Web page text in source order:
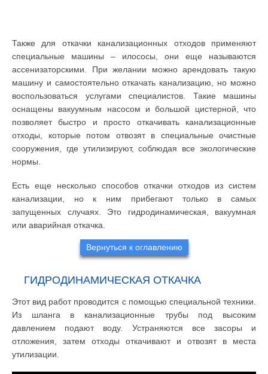
Также для откачки канализационных отходов применяют
специальные машины – илососы, они еще называются
ассенизаторскими. При желании можно арендовать такую
машину и самостоятельно откачать канализацию, но можно
воспользоваться услугами специалистов. Такие машины
оснащены вакуумным насосом и большой цистерной, что
позволяет быстро и просто откачивать канализационные
отходы, которые потом отвозят в специальные очистные
сооружения, где утилизируют, соблюдая все экологические
нормы.
Есть еще несколько способов откачки отходов из систем
канализации, но к ним прибегают только в самых
запущенных случаях. Это гидродинамическая, вакуумная
или аварийная откачка.
Вернуться к оглавлению
ГИДРОДИНАМИЧЕСКАЯ ОТКАЧКА
Этот вид работ проводится с помощью специальной техники.
Из шланга в канализационные трубы под высоким
давлением подают воду. Устраняются все засоры и
отложения, затем отходы откачивают и отвозят в места
утилизации.